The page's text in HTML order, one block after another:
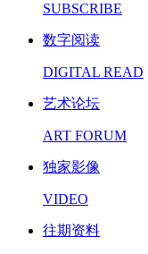
SUBSCRIBE
数字阅读
DIGITAL READ
艺术论坛
ART FORUM
独家影像
VIDEO
往期资料